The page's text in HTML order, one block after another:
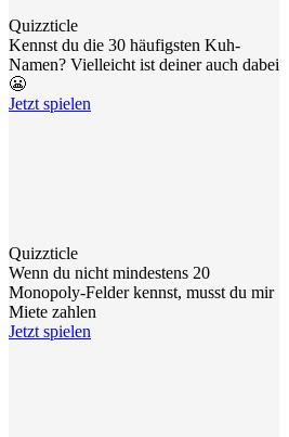
Quizzticle
Kennst du die 30 häufigsten Kuh-
Namen? Vielleicht ist deiner auch dabei
😬
Jetzt spielen
Quizzticle
Wenn du nicht mindestens 20
Monopoly-Felder kennst, musst du mir
Miete zahlen
Jetzt spielen